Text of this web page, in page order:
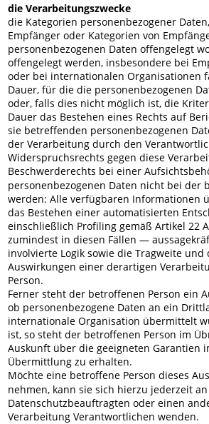
die Verarbeitungszwecke
die Kategorien personenbezogener
Empfänger oder Kategorien von
personenbezogenen Daten offengelegt
offengelegt werden, insbesondere bei
oder bei internationalen Organisationen
Dauer, für die die personenbezogenen
oder, falls dies nicht möglich ist, die
Dauer das Bestehen eines Rechts auf
sie betreffenden personenbezogenen
der Verarbeitung durch den
Widerspruchsrechts gegen diese
Beschwerderechts bei einer
personenbezogenen Daten nicht bei der
werden: Alle verfügbaren Informationen
das Bestehen einer automatisierten
einschließlich Profiling gemäß Artikel 22
zumindest in diesen Fällen —
involvierte Logik sowie die Tragweite und
Auswirkungen einer derartigen
Person.
Ferner steht der betroffenen Person ein
ob personenbezogene Daten an ein
internationale Organisation übermittelt
ist, so steht der betroffenen Person im
Auskunft über die geeigneten Garantien
Übermittlung zu erhalten.
Möchte eine betroffene Person dieses
nehmen, kann sie sich hierzu jederzeit
Datenschutzbeauftragten oder einen
Verarbeitung Verantwortlichen wenden.